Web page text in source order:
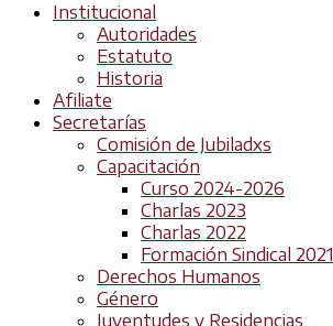
Institucional
Autoridades
Estatuto
Historia
Afiliate
Secretarías
Comisión de Jubiladxs
Capacitación
Curso 2024-2026
Charlas 2023
Charlas 2022
Formación Sindical 2021
Derechos Humanos
Género
Juventudes y Residencias